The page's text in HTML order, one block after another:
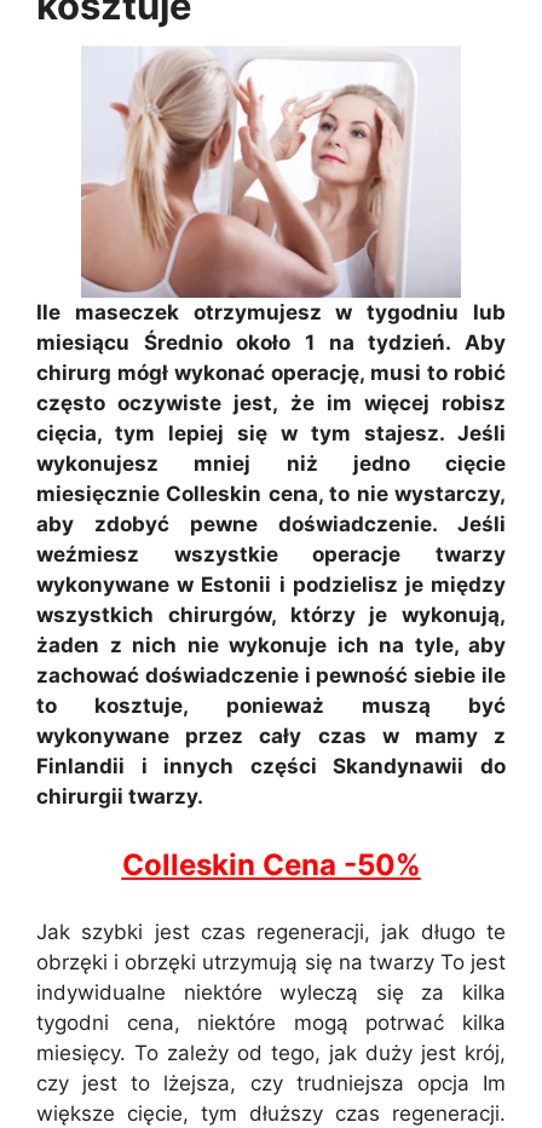
Ile maseczek otrzymujesz w tygodniu lub
miesiącu Średnio około 1 na tydzień. Aby
chirurg mógł wykonać operację, musi to robić
często oczywiste jest, że im więcej robisz
cięcia, tym lepiej się w tym stajesz. Jeśli
wykonujesz mniej niż jedno cięcie
miesięcznie Colleskin cena, to nie wystarczy,
aby zdobyć pewne doświadczenie. Jeśli
weźmiesz wszystkie operacje twarzy
wykonywane w Estonii i podzielisz je między
wszystkich chirurgów, którzy je wykonują,
żaden z nich nie wykonuje ich na tyle, aby
zachować doświadczenie i pewność siebie ile
to kosztuje, ponieważ muszą być
wykonywane przez cały czas w mamy z
Finlandii i innych części Skandynawii do
chirurgii twarzy.
Colleskin Cena -50%
Jak szybki jest czas regeneracji, jak długo te
obrzęki i obrzęki utrzymują się na twarzy To jest
indywidualne niektóre wyleczą się za kilka
tygodni cena, niektóre mogą potrwać kilka
miesięcy. To zależy od tego, jak duży jest krój,
czy jest to lżejsza, czy trudniejsza opcja Im
większe cięcie, tym dłuższy czas regeneracji.